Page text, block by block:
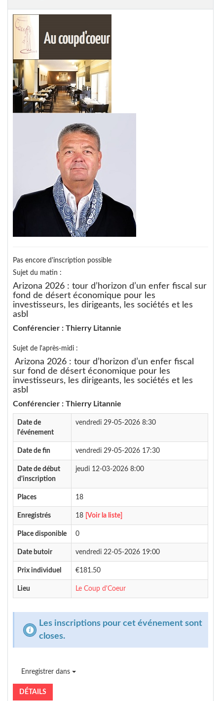
Pas encore d'inscription possible
Sujet du matin :
Arizona 2026 : tour d’horizon d’un enfer fiscal sur
fond de désert économique pour les
investisseurs, les dirigeants, les sociétés et les
asbl
Conférencier : Thierry Litannie
Sujet de l'après-midi :
Arizona 2026 : tour d’horizon d’un enfer fiscal
sur fond de désert économique pour les
investisseurs, les dirigeants, les sociétés et les
asbl
Conférencier : Thierry Litannie
Date de
l'événement
vendredi 29-05-2026 8:30
Date de fin vendredi 29-05-2026 17:30
Date de début
d'inscription
jeudi 12-03-2026 8:00
Places 18
Enregistrés 18 [Voir la liste]
Place disponible 0
Date butoir vendredi 22-05-2026 19:00
Prix individuel €181.50
Lieu Le Coup d'Coeur
Les inscriptions pour cet événement sont
closes.
Enregistrer dans
DÉTAILS